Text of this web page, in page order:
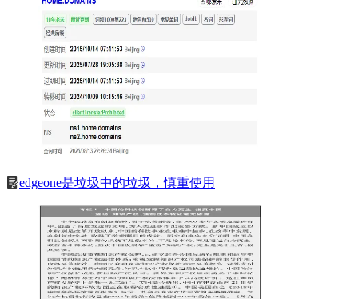
edgeone是垃圾中的垃圾，慎重使用